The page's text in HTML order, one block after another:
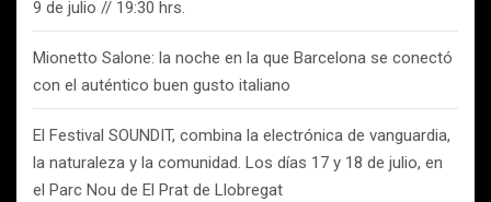
9 de julio // 19:30 hrs.
Mionetto Salone: la noche en la que Barcelona se conectó
con el auténtico buen gusto italiano
El Festival SOUNDIT, combina la electrónica de vanguardia,
la naturaleza y la comunidad. Los días 17 y 18 de julio, en
el Parc Nou de El Prat de Llobregat